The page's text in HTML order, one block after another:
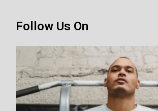
Follow Us On